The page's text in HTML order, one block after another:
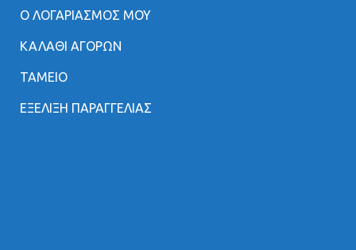
Ο ΛΟΓΑΡΙΑΣΜΟΣ ΜΟΥ
ΚΑΛΑΘΙ ΑΓΟΡΩΝ
ΤΑΜΕΙΟ
ΕΞΕΛΙΞΗ ΠΑΡΑΓΓΕΛΙΑΣ